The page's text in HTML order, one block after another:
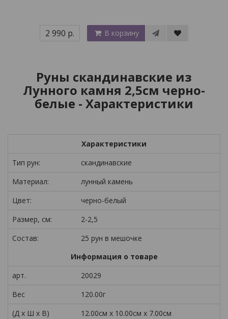
2 990 р. В корзину
Руны скандинавские из
Лунного камня 2,5см черно-
белые - Характеристики
Характеристики
Тип рун:
скандинавские
Материал:
лунный камень
Цвет:
черно-белый
Размер, см:
2-2,5
Состав:
25 рун в мешочке
Информация о товаре
арт.
20029
Вес
120.00г
(Д x Ш x В)
12.00см x 10.00см x 7.00см